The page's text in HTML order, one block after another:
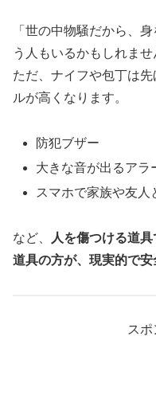
「世の中物騒だから、
う人もいるかもしれませ
ただ、ナイフや包丁は
ルが高くなります。
防犯ブザー
大きな音が出るアラ
スマホで家族や友人
など、
人を傷つける道
道具の方が、現実的で
スポ